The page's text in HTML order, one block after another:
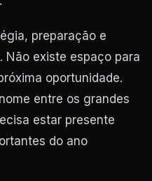
preparação e
Não existe espaço para
oportunidade.
entre os grandes
estar presente
do ano